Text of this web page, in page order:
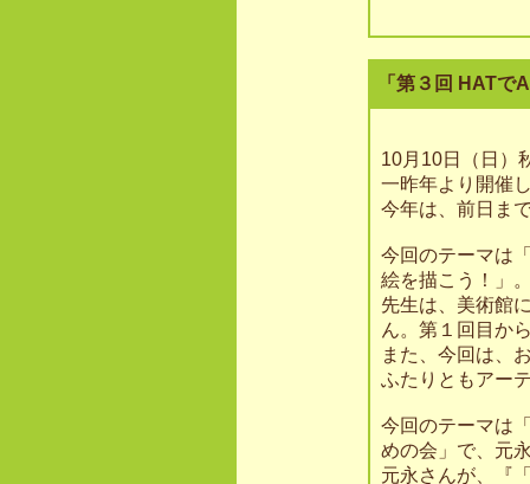
「第３回 HATで
10月10日（日）
一昨年より開催
今年は、前日ま
今回のテーマは
絵を描こう！」
先生は、美術館
ん。第１回目か
また、今回は、
ふたりともアー
今回のテーマは
めの会」で、元
元永さんが、『